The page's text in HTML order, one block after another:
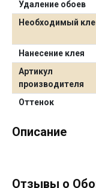
Удаление обоев
Необходимый
Нанесение клея
Артикул
производителя
Оттенок
Описание
Отзывы о